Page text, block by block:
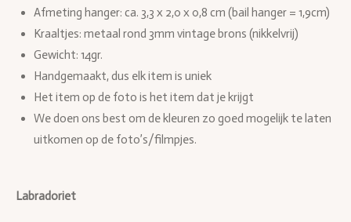
Afmeting hanger: ca. 3,3 x 2,0 x 0,8 cm (bail hanger = 1,9cm)
Kraaltjes: metaal rond 3mm vintage brons (nikkelvrij)
Gewicht: 14gr.
Handgemaakt, dus elk item is uniek
Het item op de foto is het item dat je krijgt
We doen ons best om de kleuren zo goed mogelijk te laten
uitkomen op de foto’s/filmpjes.
Labradoriet